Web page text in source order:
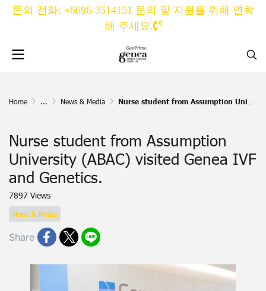
문의 전화: +6696-3514151 문의 및 지원을 위해 연락
해 주세요.
Home ... News & Media Nurse student from Assumption University (ABAC) visited Genea IVF and Genetics.
Nurse student from Assumption
University (ABAC) visited Genea IVF
and Genetics.
7897 Views
News & Media
Share